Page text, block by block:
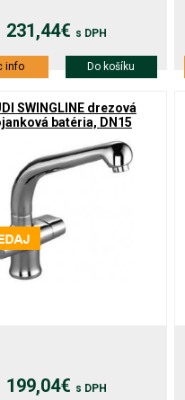
231,44€ s DPH
info Do košíku
SWINGLINE drezová
batéria, DN15
199,04€ s DPH